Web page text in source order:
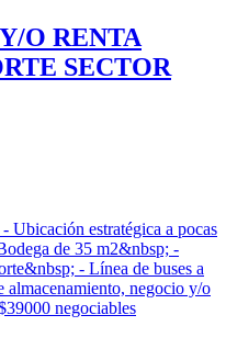
O RENTA
SECTOR
estratégica a pocas
de 35 m2&nbsp; -
- Línea de buses a
almacenamiento, negocio y/o
negociables